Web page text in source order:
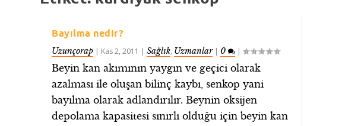
Bayılma nedir?
Uzunçorap | Kas 2, 2011 |Sağlık, Uzmanlar| 0 |
Beyin kan akımının yaygın ve geçici olarak
azalması ile oluşan bilinç kaybı, senkop yani
bayılma olarak adlandırılır. Beynin oksijen
depolama kapasitesi sınırlı olduğu için beyin kan